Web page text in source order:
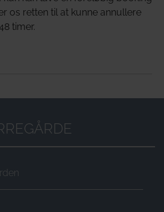
os retten til at kunne annullere
timer.